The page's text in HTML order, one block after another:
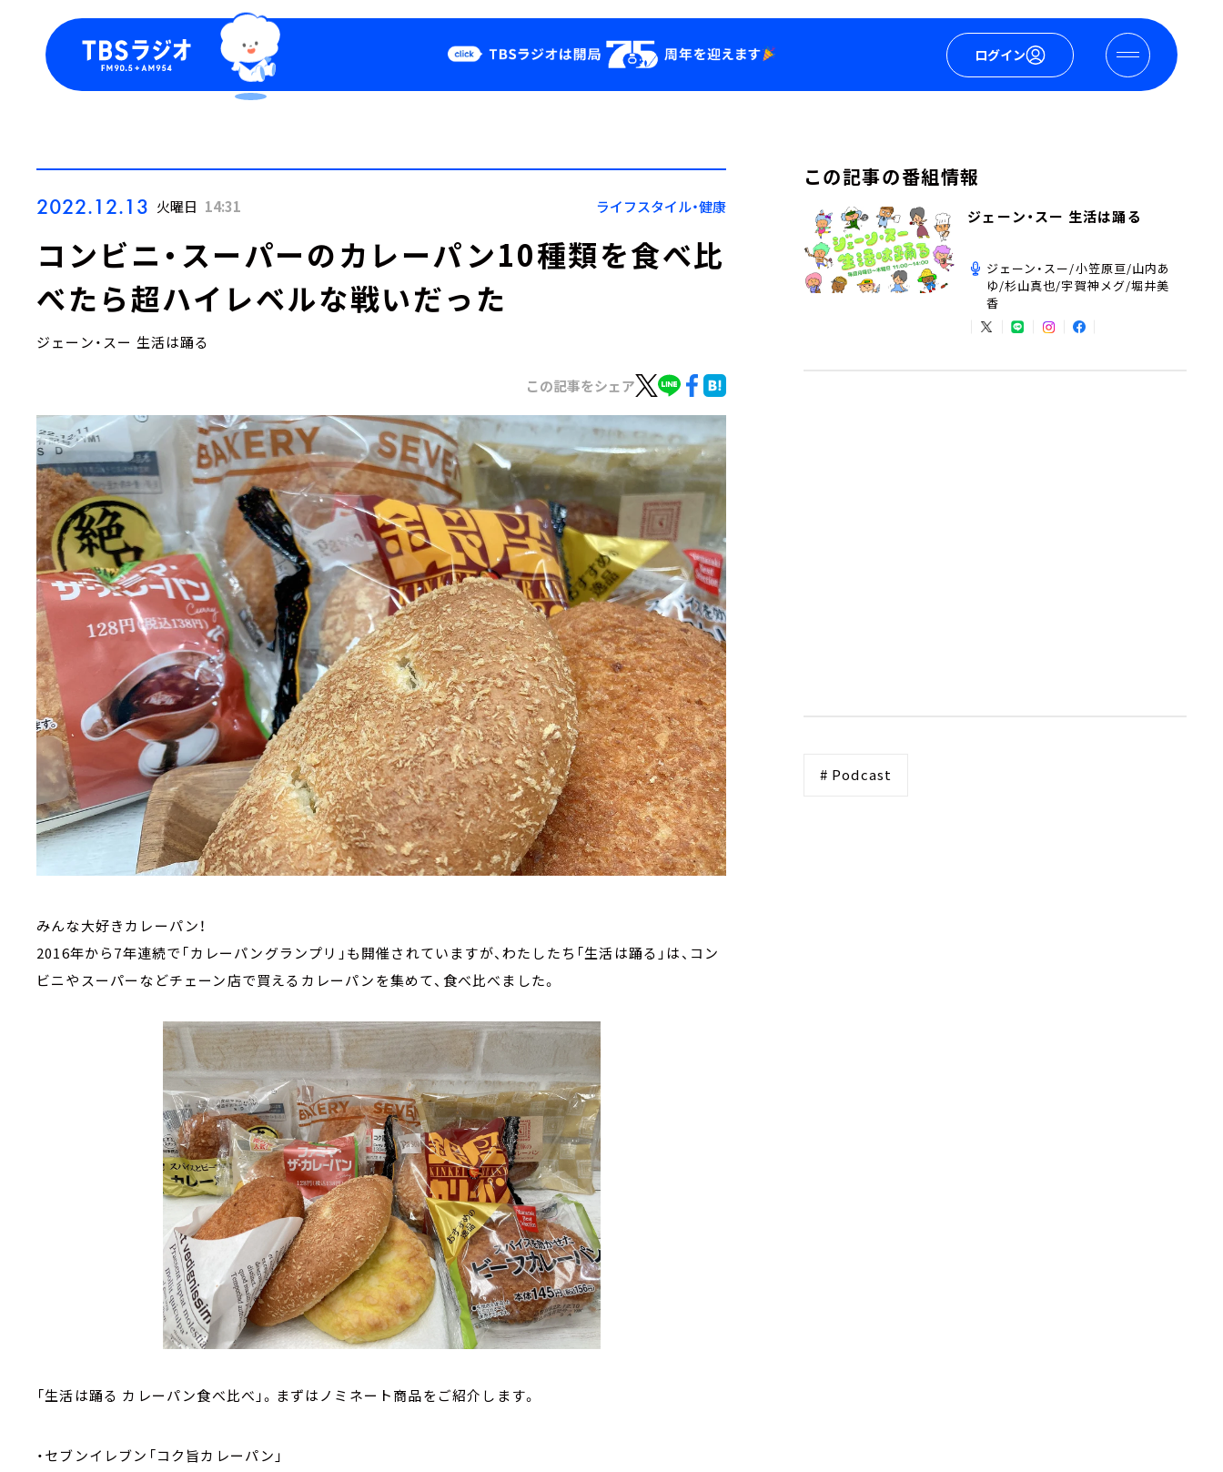
ログイン
Podcast
YouTube
会社情報
2022.12.13 火曜日 14:31 ライフスタイル・健康
コンビニ・スーパーのカレーパン10種類を食べ比
べたら超ハイレベルな戦いだった
ジェーン・スー 生活は踊る
この記事をシェア
みんな大好きカレーパン！
2016年から7年連続で「カレーパングランプリ」も開催されていますが、わたしたち「生活は踊る」は、コン
ビニやスーパーなどチェーン店で買えるカレーパンを集めて、食べ比べました。
「生活は踊る カレーパン食べ比べ」。まずはノミネート商品をご紹介します。
・セブンイレブン「コク旨カレーパン」
この記事の番組情報
ジェーン・スー 生活は踊る
ジェーン・スー/小笠原亘/山内あ
ゆ/杉山真也/宇賀神メグ/堀井美
香
# Podcast